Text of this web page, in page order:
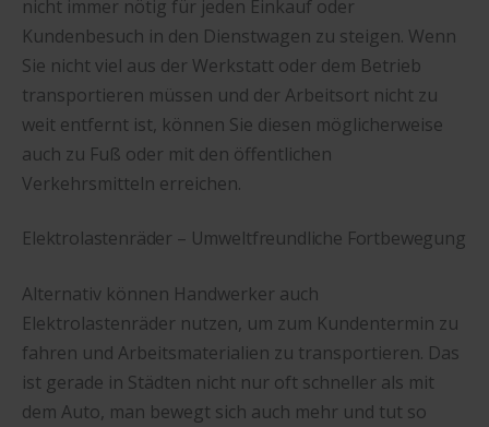
nicht immer nötig für jeden Einkauf oder
Kundenbesuch in den Dienstwagen zu steigen. Wenn
Sie nicht viel aus der Werkstatt oder dem Betrieb
transportieren müssen und der Arbeitsort nicht zu
weit entfernt ist, können Sie diesen möglicherweise
auch zu Fuß oder mit den öffentlichen
Verkehrsmitteln erreichen.
Elektrolastenräder – Umweltfreundliche Fortbewegung
Alternativ können Handwerker auch
Elektrolastenräder nutzen, um zum Kundentermin zu
fahren und Arbeitsmaterialien zu transportieren. Das
ist gerade in Städten nicht nur oft schneller als mit
dem Auto, man bewegt sich auch mehr und tut so